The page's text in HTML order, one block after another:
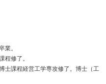
業。
程修了。
士課程経営工学専攻修了。博士（工